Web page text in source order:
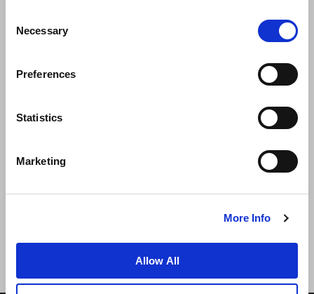
Selection
Necessary
Preferences
Statistics
Marketing
More Info
Allow All